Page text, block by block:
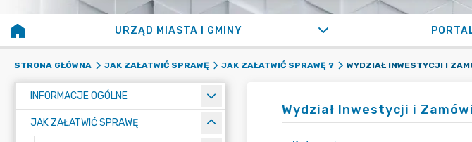
URZĄD MIASTA I GMINY
STRONA GŁÓWNA JAK ZAŁATWIĆ SPRAWĘ JAK ZAŁATWIĆ SPRAWĘ ?
INFORMACJE OGÓLNE
JAK ZAŁATWIĆ SPRAWĘ
Wydział Inwestycji i